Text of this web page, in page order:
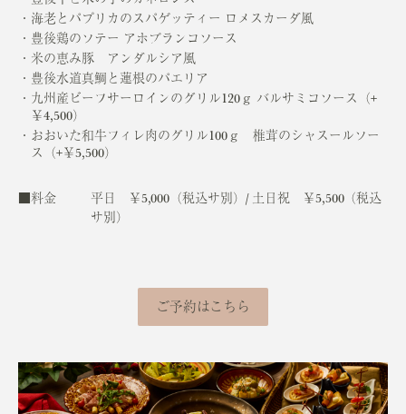
海老とパプリカのスパゲッティー ロメスカーダ風
豊後鶏のソテー アホブランコソース
米の恵み豚 アンダルシア風
豊後水道真鯛と蓮根のパエリア
九州産ビーフサーロインのグリル120ｇ バルサミコソース（+
￥4,500）
おおいた和牛フィレ肉のグリル100ｇ 椎茸のシャスールソー
ス（+￥5,500）
■料金
平日 ￥5,000（税込サ別）/ 土日祝 ￥5,500（税込
サ別）
ご予約はこちら